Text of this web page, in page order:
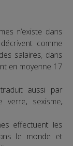
n’existe dans
comme
salaires, dans
en moyenne 17
aussi par
verre, sexisme,
effectuent les
le monde et